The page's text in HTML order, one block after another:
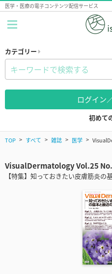
医学・医療の電子コンテンツ配信サービス
カテゴリー
ログイン
初めて
TOP すべて 雑誌 医学
VisualDermatology Vol.25
【特集】知っておきたい皮膚筋炎の